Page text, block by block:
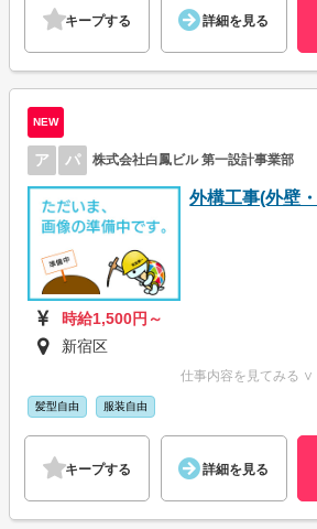
キープする 詳細を見る
NEW
ア パ 株式会社白鳳ビル 第一設計事業部
外構工事(外壁
時給1,500円～
新宿区
仕事内容を見てみる ∨
髪型自由 服装自由
キープする 詳細を見る